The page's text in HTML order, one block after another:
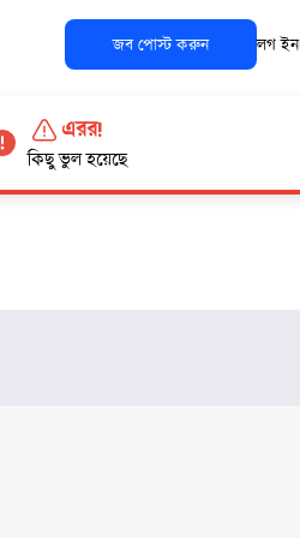
জব পোস্ট করুন লগ ইন
এরর!
কিছু ভুল হয়েছে